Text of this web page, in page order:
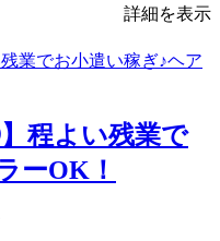
詳細を表示
程よい残業で
ーOK！